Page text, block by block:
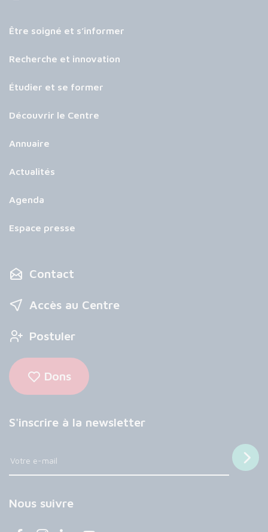
Être soigné et s’informer
Recherche et innovation
Étudier et se former
Découvrir le Centre
Annuaire
Actualités
Agenda
Espace presse
Contact
Accès au Centre
Postuler
Dons
S'inscrire à la newsletter
Nous suivre